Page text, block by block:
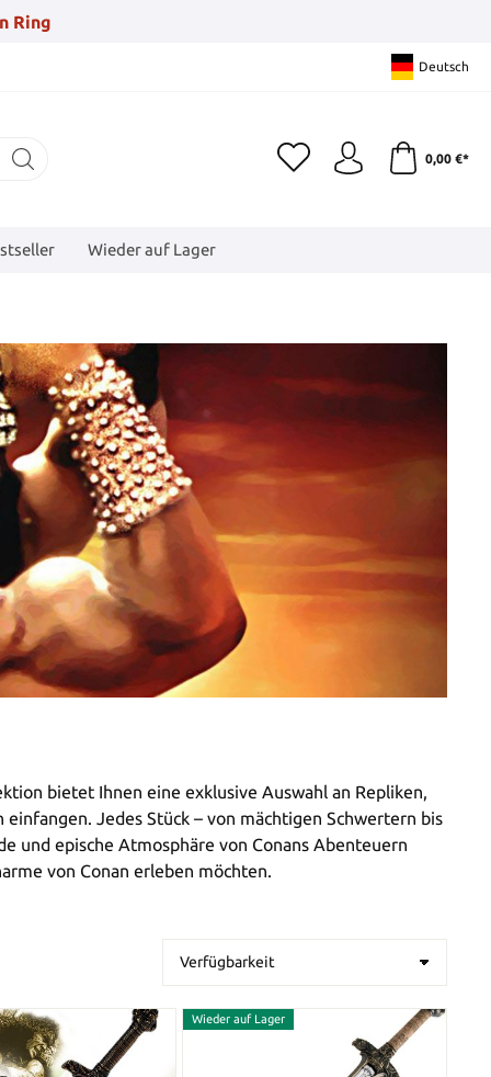
Ring
Deutsch
0,00 €*
Wieder auf Lager
bietet Ihnen eine exklusive Auswahl an Repliken,
Jedes Stück – von mächtigen Schwertern bis
und epische Atmosphäre von Conans Abenteuern
von Conan erleben möchten.
Wieder auf Lager